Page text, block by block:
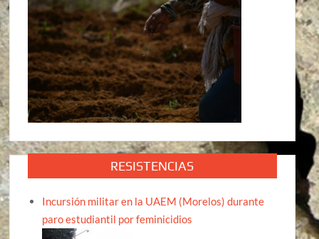
RESISTENCIAS
Incursión militar en la UAEM (Morelos) durante
paro estudiantil por feminicidios